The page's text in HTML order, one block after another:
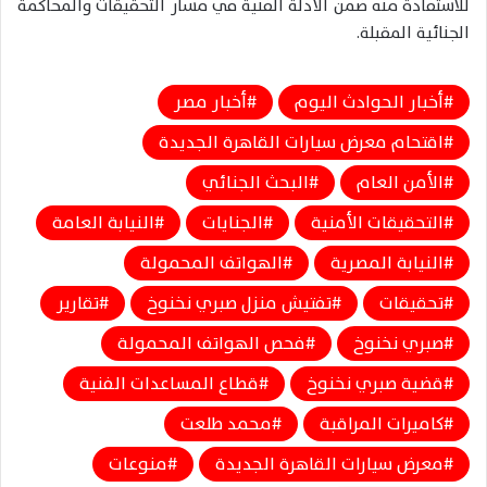
للاستفادة منه ضمن الأدلة الفنية في مسار التحقيقات والمحاكمة
الجنائية المقبلة.
أخبار الحوادث اليوم
أخبار مصر
اقتحام معرض سيارات القاهرة الجديدة
الأمن العام
البحث الجنائي
التحقيقات الأمنية
الجنايات
النيابة العامة
النيابة المصرية
الهواتف المحمولة
تحقيقات
تفتيش منزل صبري نخنوخ
تقارير
صبري نخنوخ
فحص الهواتف المحمولة
قضية صبري نخنوخ
قطاع المساعدات الفنية
كاميرات المراقبة
محمد طلعت
معرض سيارات القاهرة الجديدة
منوعات